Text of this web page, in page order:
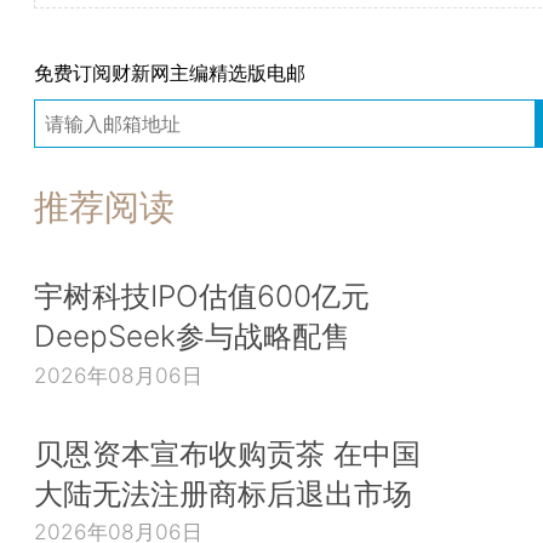
免费订阅财新网主编精选版电邮
推荐阅读
宇树科技IPO估值600亿元
DeepSeek参与战略配售
2026年08月06日
贝恩资本宣布收购贡茶 在中国
大陆无法注册商标后退出市场
2026年08月06日